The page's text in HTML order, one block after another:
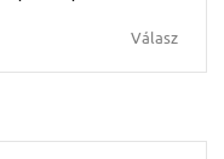
Válasz